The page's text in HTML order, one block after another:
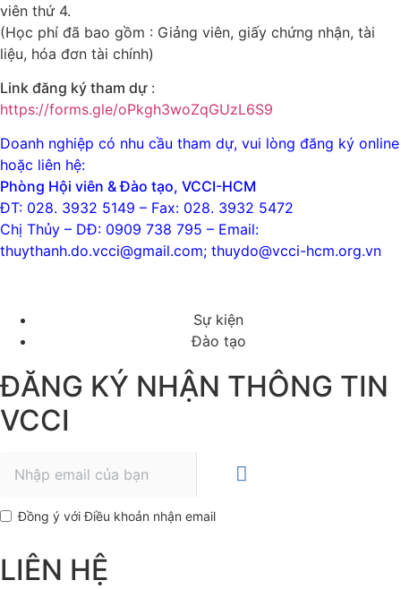
viên thứ 4.
(Học phí đã bao gồm : Giảng viên, giấy chứng nhận, tài
liệu, hóa đơn tài chính)
Link đăng ký tham dự:
https://forms.gle/oPkgh3woZqGUzL6S9
Doanh nghiệp có nhu cầu tham dự, vui lòng đăng ký online
hoặc liên hệ:
Phòng Hội viên & Đào tạo, VCCI-HCM
ĐT: 028. 3932 5149 – Fax: 028. 3932 5472
Chị Thủy – DĐ: 0909 738 795 – Email:
thuythanh.do.vcci@gmail.com; thuydo@vcci-hcm.org.vn
Sự kiện
Đào tạo
ĐĂNG KÝ NHẬN THÔNG TIN
VCCI
Đồng ý với Điều khoản nhận email
LIÊN HỆ